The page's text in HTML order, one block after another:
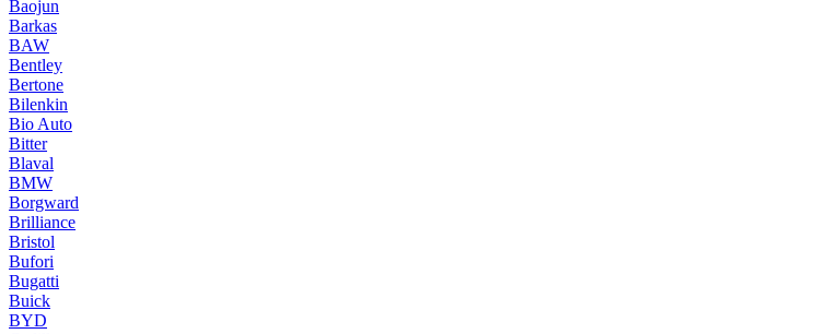
Baojun
Barkas
BAW
Bentley
Bertone
Bilenkin
Bio Auto
Bitter
Blaval
BMW
Borgward
Brilliance
Bristol
Bufori
Bugatti
Buick
BYD